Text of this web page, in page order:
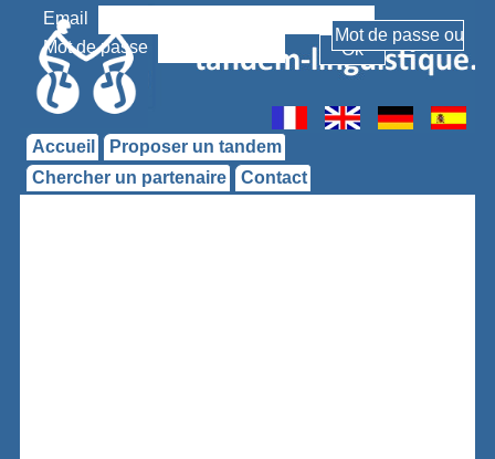
Email
Mot de passe
Accueil
Proposer un tandem
Chercher un partenaire
Contact